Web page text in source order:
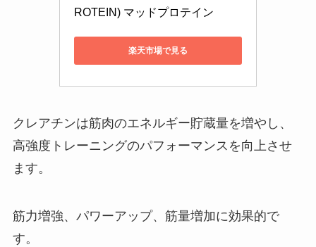
ROTEIN) マッドプロテイン
楽天市場で見る
クレアチンは筋肉のエネルギー貯蔵量を増やし、
高強度トレーニングのパフォーマンスを向上させ
ます。
筋力増強、パワーアップ、筋量増加に効果的で
す。